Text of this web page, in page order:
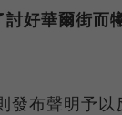
好華爾街而
布聲明予以